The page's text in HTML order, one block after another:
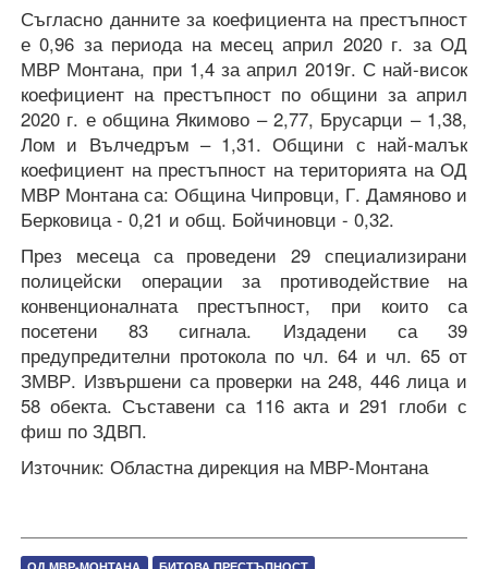
Съгласно данните за коефициента на престъпност
е 0,96 за периода на месец април 2020 г. за ОД
МВР Монтана, при 1,4 за април 2019г. С най-висок
коефициент на престъпност по общини за април
2020 г. е община Якимово – 2,77, Брусарци – 1,38,
Лом и Вълчедръм – 1,31. Общини с най-малък
коефициент на престъпност на територията на ОД
МВР Монтана са: Община Чипровци, Г. Дамяново и
Берковица - 0,21 и общ. Бойчиновци - 0,32.
През месеца са проведени 29 специализирани
полицейски операции за противодействие на
конвенционалната престъпност, при които са
посетени 83 сигнала. Издадени са 39
предупредителни протокола по чл. 64 и чл. 65 от
ЗМВР. Извършени са проверки на 248, 446 лица и
58 обекта. Съставени са 116 акта и 291 глоби с
фиш по ЗДВП.
Източник: Областна дирекция на МВР-Монтана